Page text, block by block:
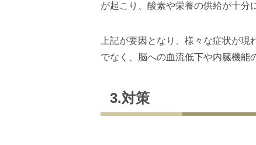
が起こり、酸素や栄養の供給が十分
上記が要因となり、様々な症状が
でなく、脳への血流低下や内臓機能
3.対策